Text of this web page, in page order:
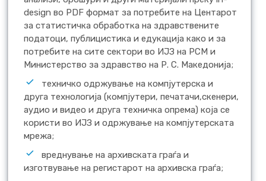
design во PDF формат за потребите на Центарот
за статистичка обработка на здравствените
податоци, публицистика и едукација како и за
потребите на сите сектори во ИЈЗ на РСМ и
Министерство за здравство на Р. С. Македонија;
техничко одржување на компјутерска и
друга технологија (компјутери, печатачи,скенери,
аудио и видео и друга техничка опрема) која се
користи во ИЈЗ и одржување на компјутерската
мрежа;
вреднување на архивската граѓа и
изготвување на регистарот на архивска граѓа;